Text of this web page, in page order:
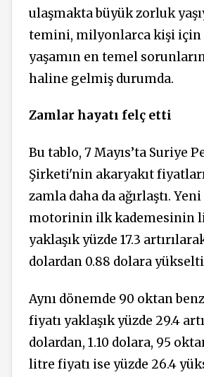
ulaşmakta büyük zorluk
temini, milyonlarca kişi
yaşamın en temel
haline gelmiş durumda.
Zamlar hayatı felç etti
Bu tablo, 7 Mayıs’ta Suriye
Şirketi'nin akaryakıt
zamla daha da ağırlaştı.
motorinin ilk kademesinin
yaklaşık yüzde 17.3
dolardan 0.88 dolara
Aynı dönemde 90 oktan
fiyatı yaklaşık yüzde 29.4
dolardan, 1.10 dolara, 95
litre fiyatı ise yüzde 26.4